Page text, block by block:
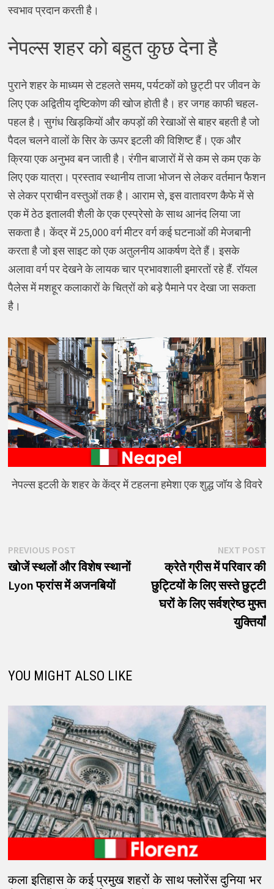
स्वभाव प्रदान करती है।
नेपल्स शहर को बहुत कुछ देना है
पुराने शहर के माध्यम से टहलते समय, पर्यटकों को छुट्टी पर जीवन के
लिए एक अद्वितीय दृष्टिकोण की खोज होती है। हर जगह काफी चहल-
पहल है। सुगंध खिड़कियों और कपड़ों की रेखाओं से बाहर बहती है जो
पैदल चलने वालों के सिर के ऊपर इटली की विशिष्ट हैं। एक और
क्रिया एक अनुभव बन जाती है। रंगीन बाजारों में से कम से कम एक के
लिए एक यात्रा। प्रस्ताव स्थानीय ताजा भोजन से लेकर वर्तमान फैशन
से लेकर प्राचीन वस्तुओं तक है। आराम से, इस वातावरण कैफे में से
एक में ठेठ इतालवी शैली के एक एस्प्रेसो के साथ आनंद लिया जा
सकता है। केंद्र में 25,000 वर्ग मीटर वर्ग कई घटनाओं की मेजबानी
करता है जो इस साइट को एक अतुलनीय आकर्षण देते हैं। इसके
अलावा वर्ग पर देखने के लायक चार प्रभावशाली इमारतों रहे हैं. रॉयल
पैलेस में मशहूर कलाकारों के चित्रों को बड़े पैमाने पर देखा जा सकता
है।
नेपल्स इटली के शहर के केंद्र में टहलना हमेशा एक शुद्ध जॉय डे विवरे
पोस्ट
नेविगेशन
PREVIOUS POSTPrevious
post:
खोजें स्थलों और विशेष स्थानों
Lyon फ्रांस में अजनबियों
NEXT POST
क्रेते ग्रीस में परिवार की
छुट्टियों के लिए सस्ते छुट्टी
घरों के लिए सर्वश्रेष्ठ मुफ्त
युक्तियाँ
YOU MIGHT ALSO LIKE
कला इतिहास के कई प्रमुख शहरों के साथ फ्लोरेंस दुनिया भर